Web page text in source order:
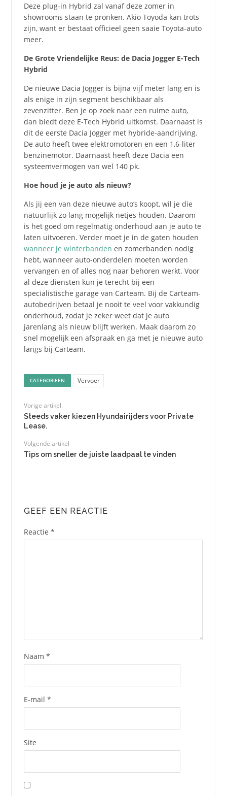
Deze plug-in Hybrid zal vanaf deze zomer in
showrooms staan te pronken. Akio Toyoda kan trots
zijn, want er bestaat officieel geen saaie Toyota-auto
meer.
De Grote Vriendelijke Reus: de Dacia Jogger E-Tech
Hybrid
De nieuwe Dacia Jogger is bijna vijf meter lang en is
als enige in zijn segment beschikbaar als
zevenzitter. Ben je op zoek naar een ruime auto,
dan biedt deze E-Tech Hybrid uitkomst. Daarnaast is
dit de eerste Dacia Jogger met hybride-aandrijving.
De auto heeft twee elektromotoren en een 1,6-liter
benzinemotor. Daarnaast heeft deze Dacia een
systeemvermogen van wel 140 pk.
Hoe houd je je auto als nieuw?
Als jij een van deze nieuwe auto’s koopt, wil je die
natuurlijk zo lang mogelijk netjes houden. Daarom
is het goed om regelmatig onderhoud aan je auto te
laten uitvoeren. Verder moet je in de gaten houden
wanneer je winterbanden en zomerbanden nodig
hebt, wanneer auto-onderdelen moeten worden
vervangen en of alles nog naar behoren werkt. Voor
al deze diensten kun je terecht bij een
specialistische garage van Carteam. Bij de Carteam-
autobedrijven betaal je nooit te veel voor vakkundig
onderhoud, zodat je zeker weet dat je auto
jarenlang als nieuw blijft werken. Maak daarom zo
snel mogelijk een afspraak en ga met je nieuwe auto
langs bij Carteam.
CATEGORIEËN Vervoer
Vorige artikel
Steeds vaker kiezen Hyundairijders voor Private
Lease.
Volgende artikel
Tips om sneller de juiste laadpaal te vinden
GEEF EEN REACTIE
Reactie *
Naam *
E-mail *
Site